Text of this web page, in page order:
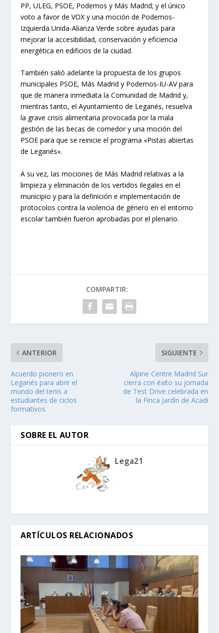
PP, ULEG, PSOE, Podemos y Más Madrid; y el único
voto a favor de VOX y una moción de Podemos-
Izquierda Unida-Alianza Verde sobre ayudas para
mejorar la accesibilidad, conservación y eficiencia
energética en edificios de la ciudad.
También salió adelante la propuesta de los grupos
municipales PSOE, Más Madrid y Podemos-IU-AV para
que de manera inmediata la Comunidad de Madrid y,
mientras tanto, el Ayuntamiento de Leganés, resuelva
la grave crisis alimentaria provocada por la mala
gestión de las becas de comedor y una moción del
PSOE para que se reinicie el programa «Pistas abiertas
de Leganés».
A su vez, las mociones de Más Madrid relativas a la
limpieza y eliminación de los vertidos ilegales en el
municipio y para la definición e implementación de
protocolos contra la violencia de género en el entorno
escolar también fueron aprobadas por el plenario.
COMPARTIR:
ANTERIOR
Acuerdo pionero en
Leganés para abrir el
mundo del tenis a
estudiantes de ciclos
formativos
SIGUIENTE
Alpine Centre Madrid Sur
cierra con éxito su jornada
de Test Drive celebrada en
la Finca Jardín de Acadi
SOBRE EL AUTOR
Lega21
ARTÍCULOS RELACIONADOS